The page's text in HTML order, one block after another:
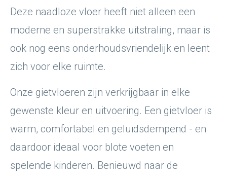
Deze naadloze vloer heeft niet alleen een
moderne en superstrakke uitstraling, maar is
ook nog eens onderhoudsvriendelijk en leent
zich voor elke ruimte.
Onze gietvloeren zijn verkrijgbaar in elke
gewenste kleur en uitvoering. Een gietvloer is
warm, comfortabel en geluidsdempend - en
daardoor ideaal voor blote voeten en
spelende kinderen. Benieuwd naar de